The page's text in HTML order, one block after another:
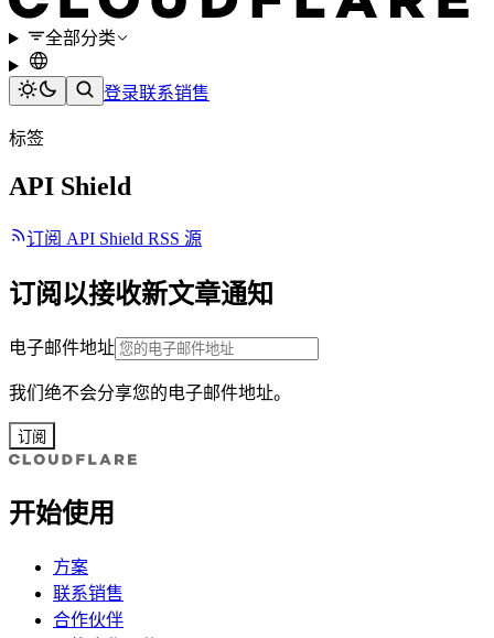
全部分类
登录联系销售
标签
API Shield
订阅 API Shield RSS 源
订阅以接收新文章通知
电子邮件地址
我们绝不会分享您的电子邮件地址。
订阅
开始使用
方案
联系销售
合作伙伴